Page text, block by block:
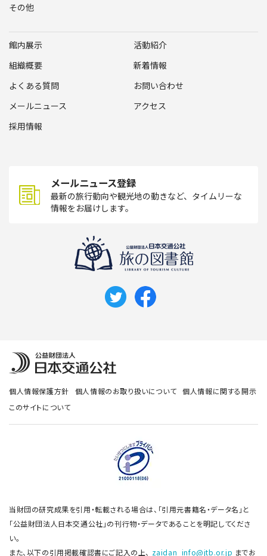
その他
館内展示
活動紹介
組織概要
新着情報
よくある質問
お問い合わせ
メールニュース
アクセス
採用情報
メールニュース登録
最新の旅行動向や観光地の動きなど、タイムリーな
情報をお届けします。
個人情報保護方針 個人情報のお取り扱いについて
個人情報に関する開示
このサイトについて
当財団の研究成果を引用・転載される場合は、「引用元書籍名・データ名」と
「公益財団法人日本交通公社」の刊行物・データであることを明記してくださ
い。
また、以下の引用掲載確認書にご記入の上、 zaidan_info@jtb.or.jp までお